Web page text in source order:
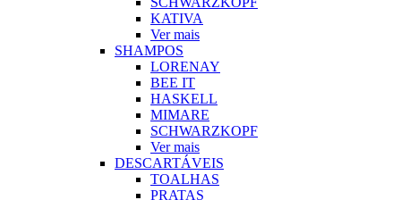
KATIVA
Ver mais
SHAMPOS
LORENAY
BEE IT
HASKELL
MIMARE
SCHWARZKOPF
Ver mais
DESCARTÁVEIS
TOALHAS
PRATAS